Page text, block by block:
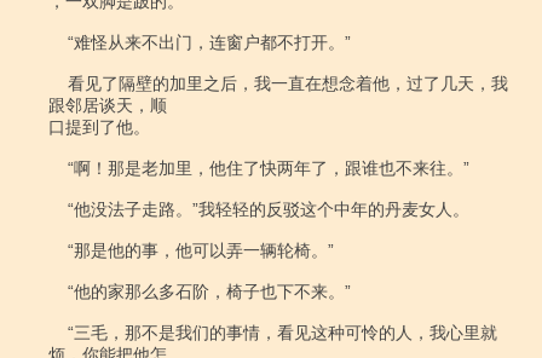
跟邻居谈天，顺
口提到了他。